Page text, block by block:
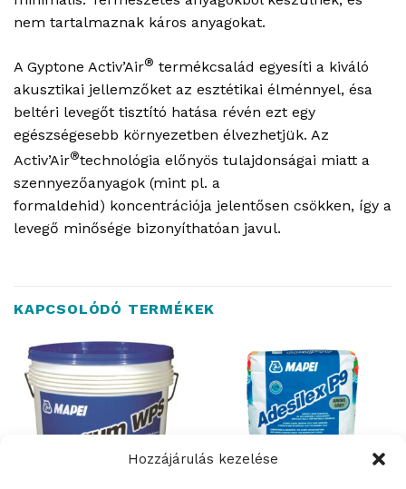
Hozzájárulás kezelése
nem tartalmaznak káros anyagokat.
A Gyptone Activ’Air® termékcsalád egyesíti a kiváló
akusztikai jellemzőket az esztétikai élménnyel, ésa
beltéri levegőt tisztító hatása révén ezt egy
egészségesebb környezetben élvezhetjük. Az
Activ’Air®technológia előnyös tulajdonságai miatt a
szennyezőanyagok (mint pl. a
formaldehid) koncentrációja jelentősen csökken, így a
levegő minősége bizonyíthatóan javul.
KAPCSOLÓDÓ TERMÉKEK